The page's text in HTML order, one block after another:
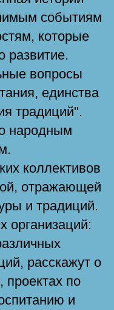
событиям
которые
развитие.
вопросы
единства
традиций".
народным
коллективов
отражающей
и традиций.
организаций:
расскажут о
проектах по
и